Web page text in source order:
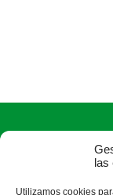
las
Utilizamos cookies